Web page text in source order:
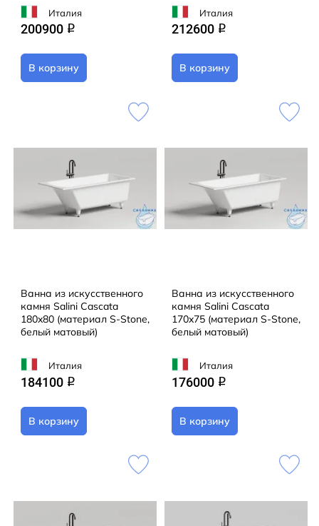
Италия
200900 q
В корзину
Италия
212600 q
В корзину
Ванна из искусственного
камня Salini Cascata
180x80 (материал S-Stone,
белый матовый)
Италия
184100 q
В корзину
Ванна из искусственного
камня Salini Cascata
170x75 (материал S-Stone,
белый матовый)
Италия
176000 q
В корзину